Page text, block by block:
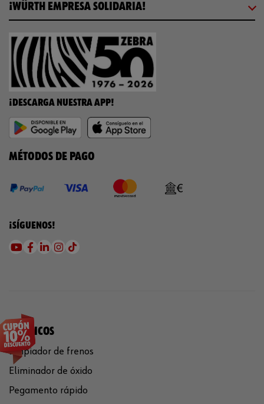
¡WÜRTH EMPRESA SOLIDARIA!
¡DESCARGA NUESTRA APP!
MÉTODOS DE PAGO
¡SÍGUENOS!
QUÍMICOS
Limpiador de frenos
Eliminador de óxido
Pegamento rápido